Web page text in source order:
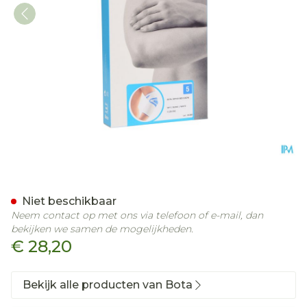
€ 28,20
Niet beschikbaar
Neem contact op met ons via telefoon of e-mail, dan
bekijken we samen de mogelijkheden.
Bekijk alle producten van Bota